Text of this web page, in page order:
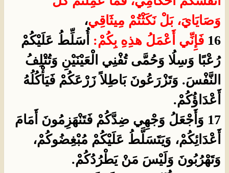
وَصَايَايَ، بَلْ نَكَثْتُمْ مِيثَاقِي،
16 فَإِنِّي أَعْمَلُ هذِهِ بِكُمْ: أُسَلِّطُ عَلَيْكُمْ
رُعْبًا وَسِلُا وَحُمَّى تُفْنِي الْعَيْنَيْنِ وَتُتْلِفُ
النَّفْسَ. وَتَزْرَعُونَ بَاطِلاً زَرْعَكُمْ فَيَأْكُلُهُ
أَعْدَاؤُكُمْ.
17 وَأَجْعَلُ وَجْهِي ضِدَّكُمْ فَتَنْهَزِمُونَ أَمَامَ
أَعْدَائِكُمْ، وَيَتَسَلَّطُ عَلَيْكُمْ مُبْغِضُوكُمْ،
وَتَهْرُبُونَ وَلَيْسَ مَنْ يَطْرُدُكُمْ.